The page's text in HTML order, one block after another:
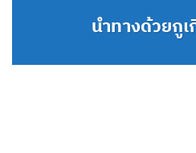
นำทางด้วยกูเ